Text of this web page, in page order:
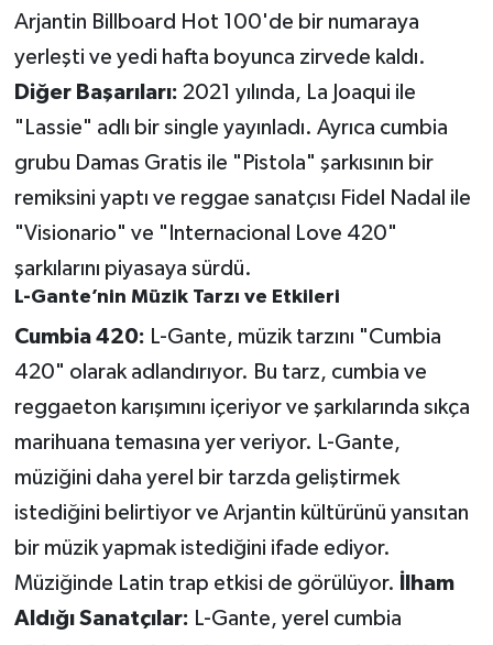
Arjantin Billboard Hot 100'de bir numaraya
yerleşti ve yedi hafta boyunca zirvede kaldı.
Diğer Başarıları: 2021 yılında, La Joaqui ile
"Lassie" adlı bir single yayınladı. Ayrıca cumbia
grubu Damas Gratis ile "Pistola" şarkısının bir
remiksini yaptı ve reggae sanatçısı Fidel Nadal ile
"Visionario" ve "Internacional Love 420"
şarkılarını piyasaya sürdü.
L-Gante’nin Müzik Tarzı ve Etkileri
Cumbia 420: L-Gante, müzik tarzını "Cumbia
420" olarak adlandırıyor. Bu tarz, cumbia ve
reggaeton karışımını içeriyor ve şarkılarında sıkça
marihuana temasına yer veriyor. L-Gante,
müziğini daha yerel bir tarzda geliştirmek
istediğini belirtiyor ve Arjantin kültürünü yansıtan
bir müzik yapmak istediğini ifade ediyor.
Müziğinde Latin trap etkisi de görülüyor.
İlham
Aldığı Sanatçılar: L-Gante, yerel cumbia